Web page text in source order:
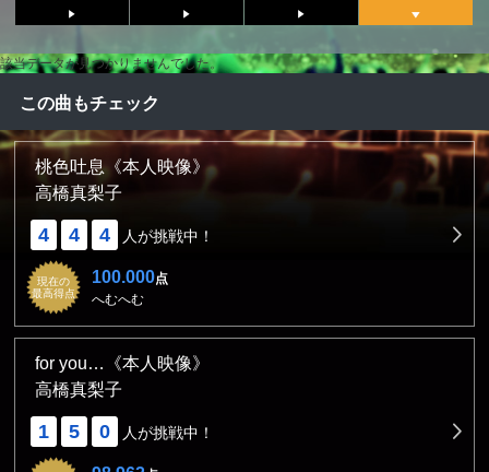
該当データが見つかりませんでした。
この曲もチェック
桃色吐息《本人映像》
高橋真梨子
4 4 4 人が挑戦中！
現在の
最高得点
100.000点
へむへむ
for you…《本人映像》
高橋真梨子
1 5 0 人が挑戦中！